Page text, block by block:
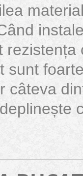
rezistența
sunt
câteva